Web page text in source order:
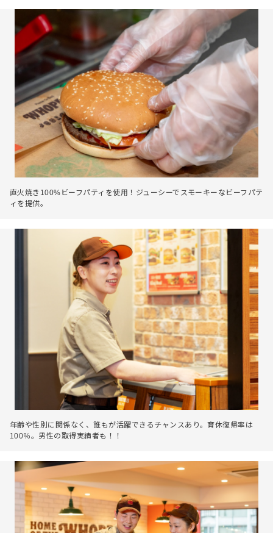
直火焼き100%ビーフパティを使用！ジューシーでスモーキーなビーフパテ
ィを提供。
年齢や性別に関係なく、誰もが活躍できるチャンスあり。育休復帰率は
100％。男性の取得実績者も！！